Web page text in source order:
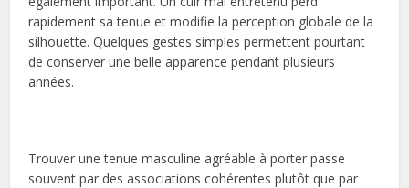
rapidement sa tenue et modifie la perception globale de la
silhouette. Quelques gestes simples permettent pourtant
de conserver une belle apparence pendant plusieurs
années.
Trouver une tenue masculine agréable à porter passe
souvent par des associations cohérentes plutôt que par